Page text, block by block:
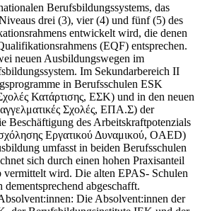
Berufsbildungssystems, das
drei (3), vier (4) und fünf (5) des
entwickelt wird, die denen
(EQF) entsprechen.
neuen Ausbildungswegen im
Im Sekundarbereich II
in Berufsschulen ESK
Κατάρτισης, ΕΣΚ) und in den neuen
Σχολές, ΕΠΑ.Σ) der
Beschäftigung des Arbeitskraftpotenzials
Εργατικού Δυναμικού, OAED)
umfasst in beiden Berufsschulen
sich durch einen hohen Praxisanteil
vermittelt wird. Die alten EPAS- Schulen
abgeschafft.
Die Absolvent:innen der